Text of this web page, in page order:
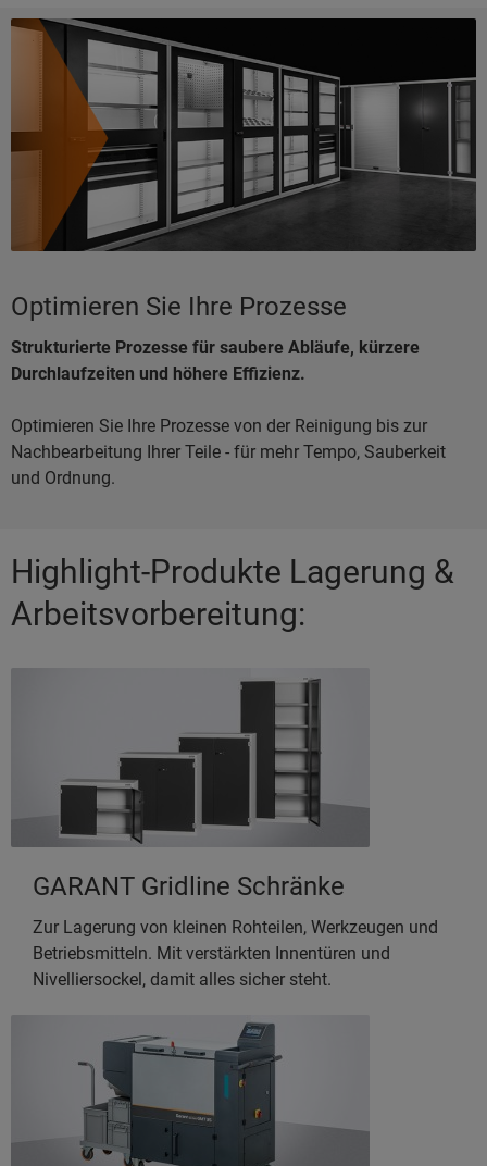
Optimieren Sie Ihre Prozesse
Strukturierte Prozesse für saubere Abläufe, kürzere
Durchlaufzeiten und höhere Effizienz.
Optimieren Sie Ihre Prozesse von der Reinigung bis zur
Nachbearbeitung Ihrer Teile - für mehr Tempo, Sauberkeit
und Ordnung.
Highlight-Produkte Lagerung &
Arbeitsvorbereitung:
GARANT Gridline Schränke
Zur Lagerung von kleinen Rohteilen, Werkzeugen und
Betriebsmitteln. Mit verstärkten Innentüren und
Nivelliersockel, damit alles sicher steht.